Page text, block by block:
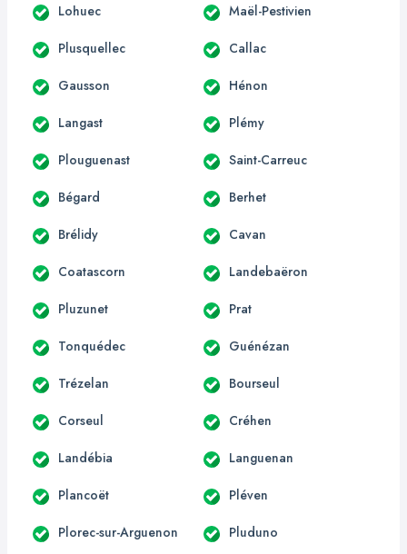
Lohuec Maël-Pestivien
Plusquellec Callac
Gausson Hénon
Langast Plémy
Plouguenast Saint-Carreuc
Bégard Berhet
Brélidy Cavan
Coatascorn Landebaëron
Pluzunet Prat
Tonquédec Guénézan
Trézelan Bourseul
Corseul Créhen
Landébia Languenan
Plancoët Pléven
Plorec-sur-Arguenon Pluduno